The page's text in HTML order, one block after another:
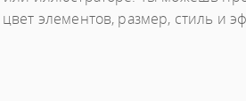
элементов, размер, стиль и